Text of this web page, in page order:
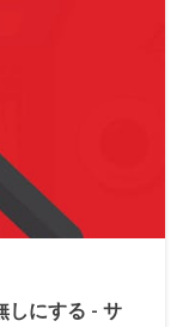
しにする - サ